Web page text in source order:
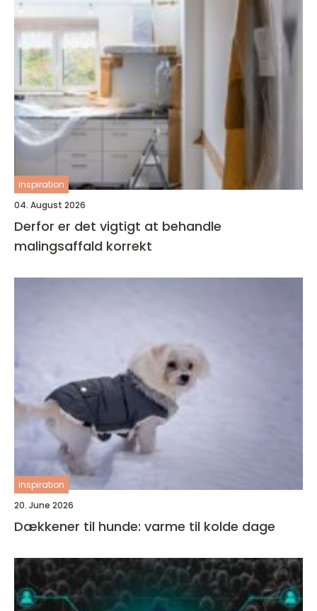
inspiration
04. August 2026
Derfor er det vigtigt at behandle
malingsaffald korrekt
inspiration
20. June 2026
Dækkener til hunde: varme til kolde dage